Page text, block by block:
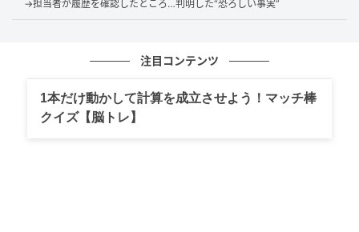
気づけば10年で1,000万円減少
こうした生活が続いた結果、10年後には資産が約
→担当者が履歴を確認したところ…判明した“恐ろしい事実”
注目コンテンツ
1本だけ動かして計算を成立させよう！マッチ棒
クイズ【脳トレ】